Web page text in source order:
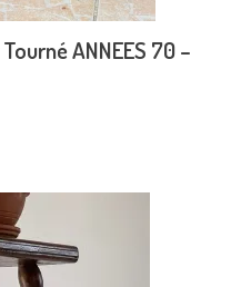
ANNEES 70 –